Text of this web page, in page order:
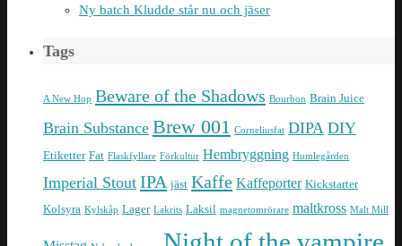
Ny batch Kludde står nu och jäser
Tags
A New Hop Beware of the Shadows Bourbon Brain Juice
Brain Substance Brew 001 Corneliusfat DIPA DIY
Etiketter Fat Flaskfyllare Förkultur Hembryggning Humlegården
Imperial Stout IPA jäst Kaffe Kaffeporter Kickstarter
Kolsyra Kylskåp Lager Lakrits Laksil magnetomrörare maltkross Malt Mill